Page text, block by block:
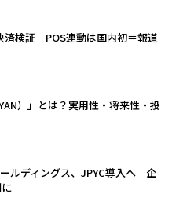
済検証 POS連動は国内初＝報道
）」とは？実用性・将来性・投
ルディングス、JPYC導入へ 企